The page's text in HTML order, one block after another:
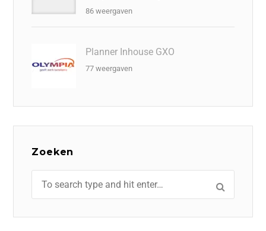
86 weergaven
Planner Inhouse GXO
77 weergaven
Zoeken